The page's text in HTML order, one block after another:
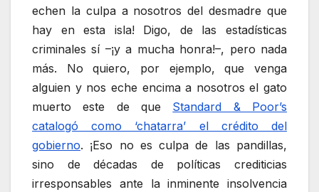
echen la culpa a nosotros del desmadre que
hay en esta isla! Digo, de las estadísticas
criminales sí –¡y a mucha honra!–, pero nada
más. No quiero, por ejemplo, que venga
alguien y nos eche encima a nosotros el gato
muerto este de que Standard & Poor’s
catalogó como ‘chatarra’ el crédito del
gobierno. ¡Eso no es culpa de las pandillas,
sino de décadas de políticas crediticias
irresponsables ante la inminente insolvencia